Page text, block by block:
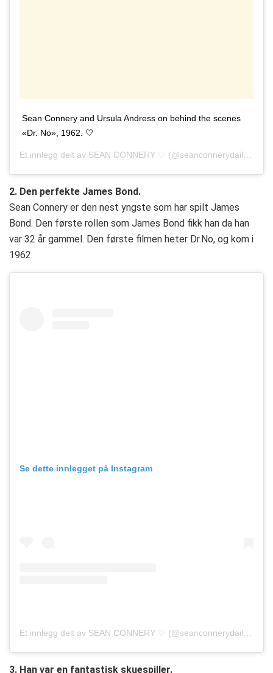
Sean Connery and Ursula Andress on behind the scenes
«Dr. No», 1962. 🤍
Et innlegg delt av SEAN CONNERY ♡ (@seanconnerydaily)
2. Den perfekte James Bond.
Sean Connery er den nest yngste som har spilt James
Bond. Den første rollen som James Bond fikk han da han
var 32 år gammel. Den første filmen heter Dr.No, og kom i
1962.
Se dette innlegget på Instagram
Et innlegg delt av SEAN CONNERY ♡ (@seanconnerydaily)
3. Han var en fantastisk skuespiller.